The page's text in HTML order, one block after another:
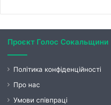
Проєкт Голос Сокальщини
Політика конфіденційності
Про нас
Умови співпраці